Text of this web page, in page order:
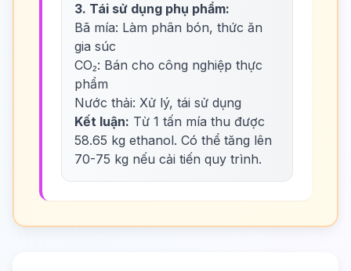
3. Tái sử dụng phụ phẩm:
Bã mía: Làm phân bón, thức ăn
gia súc
CO₂: Bán cho công nghiệp thực
phẩm
Nước thải: Xử lý, tái sử dụng
Kết luận: Từ 1 tấn mía thu được
58.65 kg ethanol. Có thể tăng lên
70-75 kg nếu cải tiến quy trình.